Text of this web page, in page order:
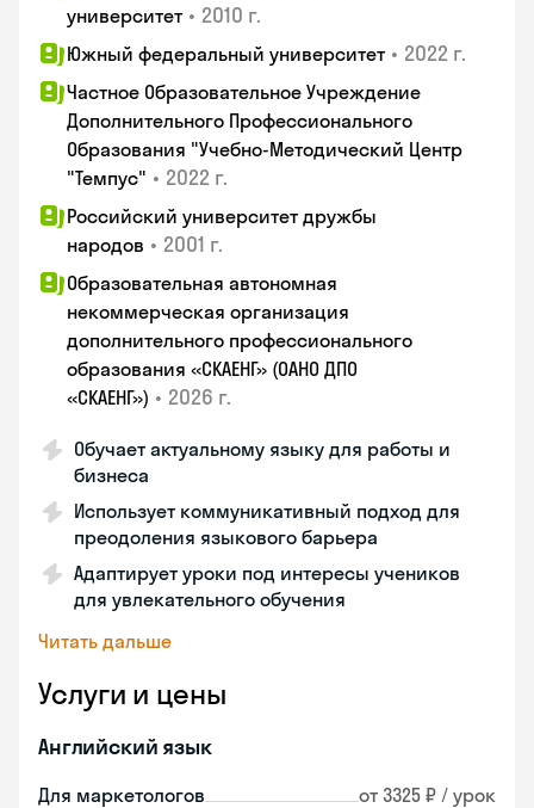
университет • 2010 г.
Южный федеральный университет • 2022 г.
Частное Образовательное Учреждение
Дополнительного Профессионального
Образования "Учебно-Методический Центр
"Темпус" • 2022 г.
Российский университет дружбы
народов • 2001 г.
Образовательная автономная
некоммерческая организация
дополнительного профессионального
образования «СКАЕНГ» (ОАНО ДПО
«СКАЕНГ») • 2026 г.
Обучает актуальному языку для работы и
бизнеса
Использует коммуникативный подход для
преодоления языкового барьера
Адаптирует уроки под интересы учеников
для увлекательного обучения
Читать дальше
Услуги и цены
Английский язык
Для маркетологов от 3325 ₽ / урок